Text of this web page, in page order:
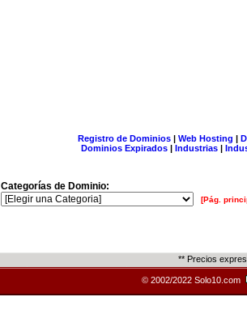
Registro de Dominios| Web Hosting |
Dominios Expirados | Industrias |
Categorías de Dominio:
[Pág.
** Precios
© 2002/2022 Solo10.com